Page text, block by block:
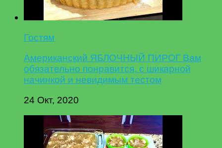
Гостям
Американский ЯБЛОЧНЫЙ ПИРОГ Вам
обязательно понравится, с шикарной
начинкой и невидимым тестом
24 Окт, 2020